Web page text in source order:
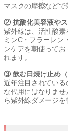
マスクの摩擦などで
② 抗酸化美容液や
紫外線は、活性酸素
ミンC・フラーレン
ンケアを朝使って
れます。
③ 飲む日焼け止め（
近年注目されている
な代用にはなりま
ら紫外線ダメージを